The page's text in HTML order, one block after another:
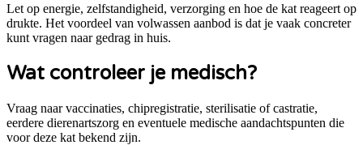
Let op energie, zelfstandigheid, verzorging en hoe de kat reageert op
drukte. Het voordeel van volwassen aanbod is dat je vaak concreter
kunt vragen naar gedrag in huis.
Wat controleer je medisch?
Vraag naar vaccinaties, chipregistratie, sterilisatie of castratie,
eerdere dierenartszorg en eventuele medische aandachtspunten die
voor deze kat bekend zijn.